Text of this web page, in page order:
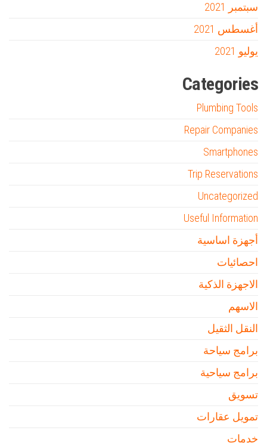
سبتمبر 2021
أغسطس 2021
يوليو 2021
Categories
Plumbing Tools
Repair Companies
Smartphones
Trip Reservations
Uncategorized
Useful Information
أجهزة اساسية
احصائيات
الاجهزة الذكية
الاسهم
النقل الثقيل
برامج سياحة
برامج سياحية
تسويق
تمويل عقارات
خدمات